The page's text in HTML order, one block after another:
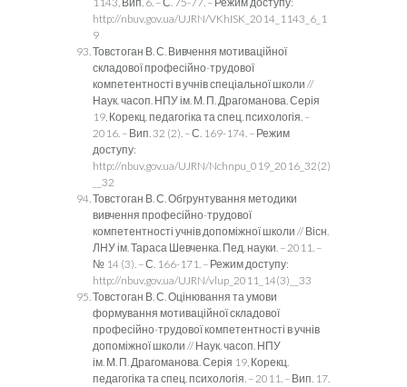
http://nbuv.gov.ua/UJRN/VKhISK_2014_1143_6_1
9
Товстоган В. С. Вивчення мотиваційної
складової професійно-трудової
компетентності в учнів спеціальної школи //
Наук. часоп. НПУ ім. М. П. Драгоманова. Серія
19, Корекц. педагогіка та спец. психологія. –
2016. – Вип. 32 (2). – С. 169-174. – Режим
доступу:
http://nbuv.gov.ua/UJRN/Nchnpu_019_2016_32(2)
__32
Товстоган В. С. Обгрунтування методики
вивчення професійно-трудової
компетентності учнів допоміжної школи // Вісн.
ЛНУ ім. Тараса Шевченка. Пед. науки. – 2011. –
№ 14 (3). – С. 166-171. – Режим доступу:
http://nbuv.gov.ua/UJRN/vlup_2011_14(3)__33
Товстоган В. С. Оцінювання та умови
формування мотиваційної складової
професійно-трудової компетентності в учнів
допоміжної школи // Наук. часоп. НПУ
ім. М. П. Драгоманова. Серія 19, Корекц.
педагогіка та спец. психологія. – 2011. – Вип. 17.